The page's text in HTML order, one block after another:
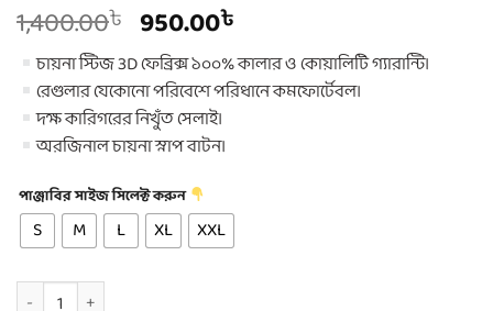
1,400.00৳ Original
price
was:
1,400.00৳ .
950.00৳
price
is:
950.00৳ .
চায়না স্টিজ 3D ফেব্রিক্স ১০০% কালার ও কোয়ালিটি গ্যারান্টি।
রেগুলার যেকোনো পরিবেশে পরিধানে কমফোর্টেবল।
দক্ষ কারিগরের নিখুঁত সেলাই।
অরজিনাল চায়না স্নাপ বাটন।
পাঞ্জাবির সাইজ সিলেক্ট করুন
S M L XL XXL
চায়না স্টিজ 3D পাঞ্জাবি quantity